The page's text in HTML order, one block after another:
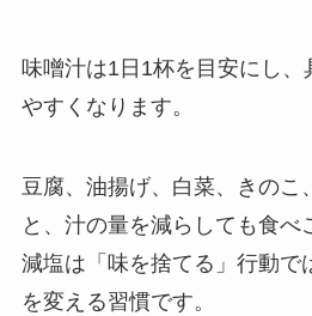
味噌汁は1日1杯を目安にし、
やすくなります。
豆腐、油揚げ、白菜、きのこ
と、汁の量を減らしても食べ
減塩は「味を捨てる」行動で
を変える習慣です。